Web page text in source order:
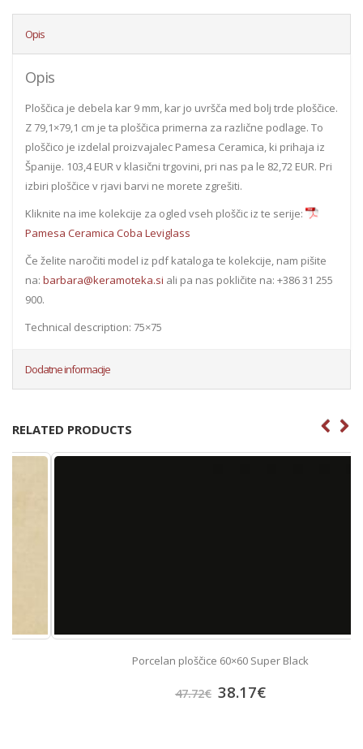
Opis
Opis
Ploščica je debela kar 9 mm, kar jo uvršča med bolj trde ploščice.
Z 79,1×79,1 cm je ta ploščica primerna za različne podlage. To
ploščico je izdelal proizvajalec Pamesa Ceramica, ki prihaja iz
Španije. 103,4 EUR v klasični trgovini, pri nas pa le 82,72 EUR. Pri
izbiri ploščice v rjavi barvi ne morete zgrešiti.
Kliknite na ime kolekcije za ogled vseh ploščic iz te serije:
Pamesa Ceramica Coba Leviglass
Če želite naročiti model iz pdf kataloga te kolekcije, nam pišite
na: barbara@keramoteka.si ali pa nas pokličite na: +386 31 255
900.
Technical description: 75×75
Dodatne informacije
RELATED PRODUCTS
Porcelan ploščice 60×60 Super Black
38.17€